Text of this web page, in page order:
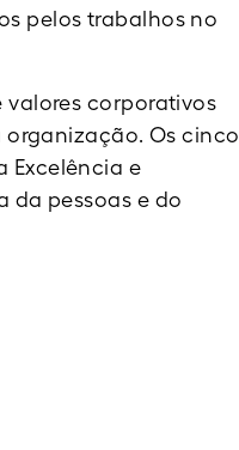
pelos trabalhos no
corporativos
Os cinco
Excelência e
da pessoas e do